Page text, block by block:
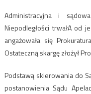
Administracyjna i
Niepodległości trwałA od
angażowała się
Ostateczną skargę złożył
Podstawą skierowania do
postanowienia Sądu